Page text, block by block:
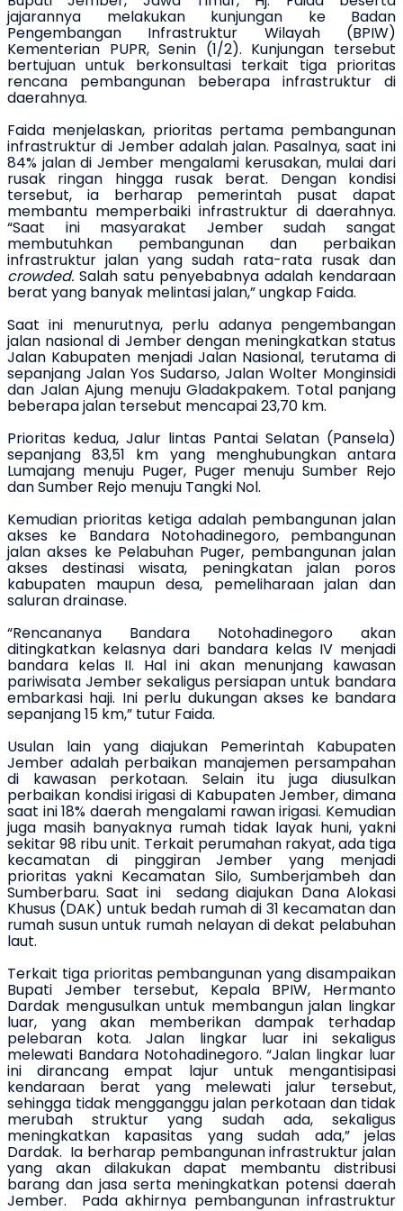
jajarannya melakukan kunjungan ke Badan
Pengembangan Infrastruktur Wilayah (BPIW)
Kementerian PUPR,Senin (1/2). Kunjungan tersebut
bertujuanuntuk berkonsultasi terkait tiga prioritas
rencana pembangunan beberapa infrastruktur di
daerahnya.
Faida menjelaskan, prioritas pertama pembangunan
infrastruktur di Jember adalah jalan. Pasalnya, saat ini
84% jalan di Jember mengalami kerusakan, mulai dari
rusak ringan hingga rusak berat. Dengan kondisi
tersebut, ia berharap pemerintah pusat dapat
membantu memperbaiki infrastruktur di daerahnya.
“Saat ini masyarakat Jember sudah sangat
membutuhkan pembangunan dan perbaikan
infrastruktur jalan yang sudah rata-rata rusak dan
crowded. Salah satu penyebabnya adalah kendaraan
berat yang banyak melintasi jalan,”ungkap Faida.
Saat ini menurutnya, perlu adanya pengembangan
jalan nasionaldi Jember dengan meningkatkan status
Jalan Kabupaten menjadi Jalan Nasional, terutamadi
sepanjang Jalan Yos Sudarso, Jalan Wolter Monginsidi
dan Jalan Ajung menuju Gladakpakem. Total panjang
beberapa jalan tersebut mencapai23,70 km.
Prioritas kedua, Jalur lintas Pantai Selatan (Pansela)
sepanjang 83,51 km yang menghubungkan antara
Lumajang menuju Puger, Puger menuju Sumber Rejo
dan Sumber Rejo menuju Tangki Nol.
Kemudian prioritas ketiga adalah pembangunan jalan
akses ke Bandara Notohadinegoro, pembangunan
jalan akses ke Pelabuhan Puger, pembangunan jalan
akses destinasi wisata, peningkatan jalan poros
kabupaten maupundesa, pemeliharaan jalan dan
saluran drainase.
“Rencananya Bandara Notohadinegoro akan
ditingkatkan kelasnya dari bandara kelas IV menjadi
bandara kelas II. Hal ini akan menunjang kawasan
pariwisata Jember sekaligus persiapan untuk bandara
embarkasi haji. Ini perlu dukungan akses ke bandara
sepanjang 15 km,” tutur Faida.
Usulan lainyang diajukan Pemerintah Kabupaten
Jember adalah perbaikan manajemen persampahan
di kawasan perkotaan. Selain itu juga diusulkan
perbaikan kondisi irigasi di Kabupaten Jember, dimana
saat ini 18% daerah mengalami rawan irigasi. Kemudian
juga masih banyaknya rumah tidak layak huni, yakni
sekitar 98 ribu unit. Terkait perumahan rakyat, ada tiga
kecamatan di pinggiran Jember yang menjadi
prioritas yakni Kecamatan Silo, Sumberjambeh dan
Sumberbaru. Saat ini sedang diajukan Dana Alokasi
Khusus (DAK) untuk bedah rumah di 31 kecamatan dan
rumah susun untuk rumah nelayan di dekat pelabuhan
laut.
Terkait tiga prioritas pembangunan yang disampaikan
Bupati Jember tersebut, Kepala BPIW, Hermanto
Dardak mengusulkan untuk membangun jalan lingkar
luar, yang akan memberikan dampak terhadap
pelebaran kota. Jalan lingkar luar ini sekaligus
melewati Bandara Notohadinegoro. “Jalan lingkar luar
ini dirancangempat lajur untuk mengantisipasi
kendaraan berat yang melewati jalur tersebut,
sehingga tidak mengganggu jalan perkotaan dan tidak
merubah struktur yang sudah ada, sekaligus
meningkatkan kapasitas yang sudah ada,” jelas
Dardak. Ia berharap pembangunan infrastruktur jalan
yang akan dilakukan dapat membantu distribusi
barang dan jasa serta meningkatkan potensi daerah
Jember. Pada akhirnya pembangunan infrastruktur